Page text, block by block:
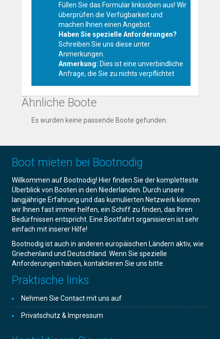
Füllen Sie das Formular linksoben aus! Wir
überprüfen die Verfügbarkeit und
machen Ihnen einen Angebot.
Haben Sie spezielle Anforderungen?
Schreiben Sie uns diese unter
Anmerkungen.
Anmerkung: Dies ist eine unverbindliche
Anfrage, die Sie zu nichts verpflichtet
Ähnliche Boote
Es wurden keine passende Boote gefunden.
Boot mieten bei Bootnodig
Willkommen auf Bootnodig! Hier finden Sie der kompletteste
Überblick von Booten in den Niederlanden. Durch unsere
langjährige Erfahrung und das kumulierten Netzwerk können
wir Ihnen fast immer helfen, ein Schiff zu finden, das Ihren
Bedürfnissen entspricht. Eine Bootfahrt organisieren ist sehr
einfach mit inserer Hilfe!
Bootnodig ist auch in anderen europäischen Ländern aktiv, wie
Griechenland und Deutschland. Wenn Sie spezielle
Anforderungen haben, kontaktieren Sie uns bitte.
Praktische links
Nehmen Sie Contact mit uns auf
Privatschutz & Impressum